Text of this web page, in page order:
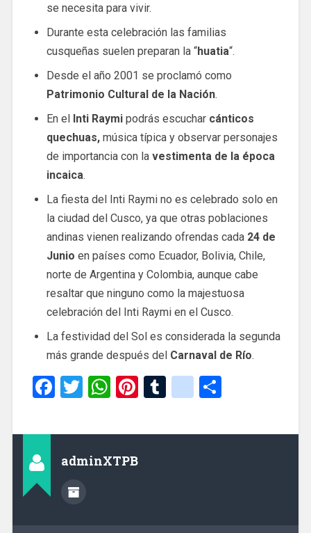
se necesita para vivir.
Durante esta celebración las familias
cusqueñas suelen preparan la “huatia“.
Desde el año 2001 se proclamó como
Patrimonio Cultural de la Nación.
En el Inti Raymipodrás escuchar cánticos
quechuas,música típica y observar personajes
de importancia con la vestimenta de la época
incaica.
La fiesta del Inti Raymi no es celebrado solo en
la ciudad del Cusco, ya que otras poblaciones
andinas vienen realizando ofrendas cada 24 de
Junio en países como Ecuador, Bolivia, Chile,
norte de Argentina y Colombia, aunque cabe
resaltar que ninguno como la majestuosa
celebración del Inti Raymi en el Cusco.
La festividad del Sol es considerada la segunda
más grande después del Carnaval de Río.
Facebook
Twitter
WhatsApp
Pinterest
TumblrShare
adminXTPB